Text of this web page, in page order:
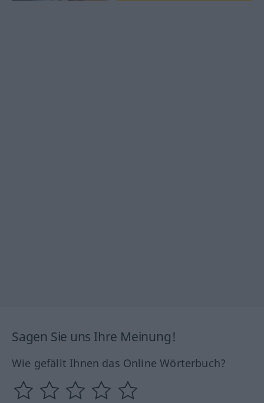
Sagen Sie uns Ihre Meinung!
Wie gefällt Ihnen das Online Wörterbuch?